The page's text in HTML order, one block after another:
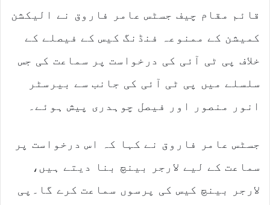
قائم مقام چیف جسٹس عامر فاروق نے الیکشن
کمیشن کے ممنوعہ فنڈنگ کیس کے فیصلے کے
خلاف پی ٹی آئی کی درخواست پر سماعت کی جس
سلسلے میں پی ٹی آئی کی جانب سے بیرسٹر
انور منصور اور فیصل چوہدری پیش ہوئے۔
جسٹس عامر فاروق نے کہا کہ اس درخواست پر
سماعت کے لیے لارجر بینچ بنا دیتے ہیں،
لارجر بینچ کیس کی پرسوں سماعت کرے گا۔پی